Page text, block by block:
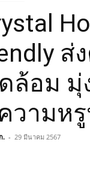
ล้อม มุ่
วามห
. - 29 มีนาคม 2567